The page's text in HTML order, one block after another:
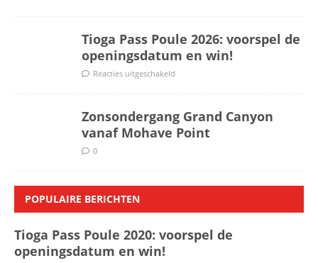
Tioga Pass Poule 2026: voorspel de
openingsdatum en win!
Reacties uitgeschakeld
Zonsondergang Grand Canyon
vanaf Mohave Point
0
POPULAIRE BERICHTEN
Tioga Pass Poule 2020: voorspel de
openingsdatum en win!